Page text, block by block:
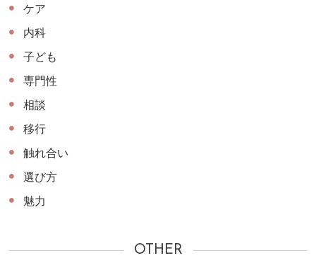
ケア
内科
子ども
専門性
相談
移行
触れ合い
選び方
魅力
OTHER